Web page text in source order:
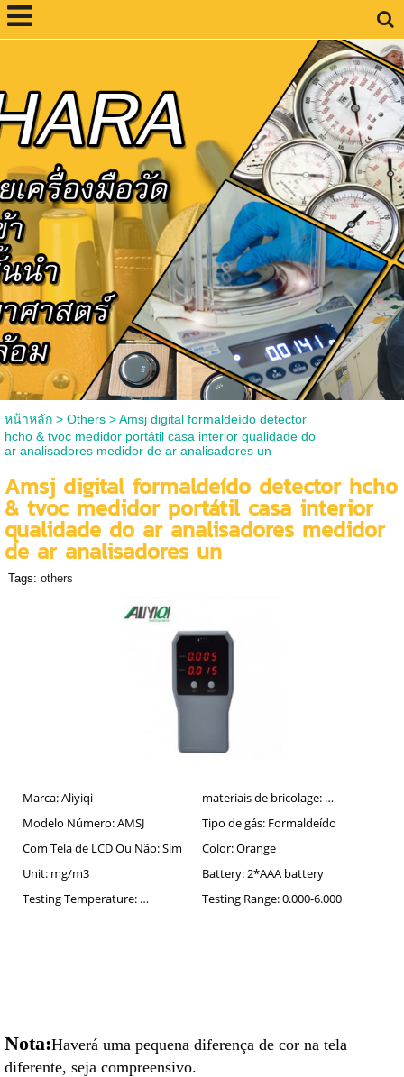
หน้าหลัก> Others>Amsj digital formaldeído detector
hcho & tvoc medidor portátil casa interior qualidade do
ar analisadores medidor de ar analisadores un
Amsj digital formaldeído detector hcho
& tvoc medidor portátil casa interior
qualidade do ar analisadores medidor
de ar analisadores un
Tags: others
Marca:Aliyiqi materiais de bricolage:
Trabalho em
Modelo Número:AMSJ Tipo de gás: Formaldeído
Com Tela de LCD Ou Não:Sim Color:Orange
Unit: mg/m3 Battery:2*AAA battery
Testing Temperature:
5~45 degree centigrade
Testing Range:0.000-6.000
Nota:Haverá uma pequena diferença de cor na tela
diferente, seja compreensivo.